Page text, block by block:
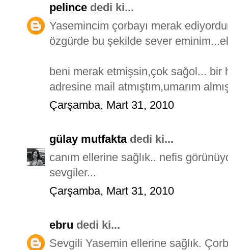
pelince dedi ki...
Yasemincim çorbayı merak
özgürde bu şekilde sever
beni merak etmişsin,çok sağol... bir
adresine mail atmıştım,umarım
Çarşamba, Mart 31, 2010
gülay mutfaktadedi ki...
canım ellerine sağlık.. nefis
sevgiler...
Çarşamba, Mart 31, 2010
ebru dedi ki...
Sevgili Yasemin ellerine sağlık.